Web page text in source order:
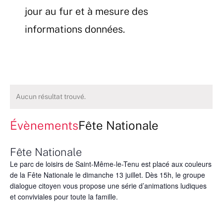
jour au fur et à mesure des
informations données.
Aucun résultat trouvé.
ÉvènementsFête Nationale
Fête Nationale
Le parc de loisirs de Saint-Même-le-Tenu est placé aux couleurs
de la Fête Nationale le dimanche 13 juillet. Dès 15h, le groupe
dialogue citoyen vous propose une série d’animations ludiques
et conviviales pour toute la famille.